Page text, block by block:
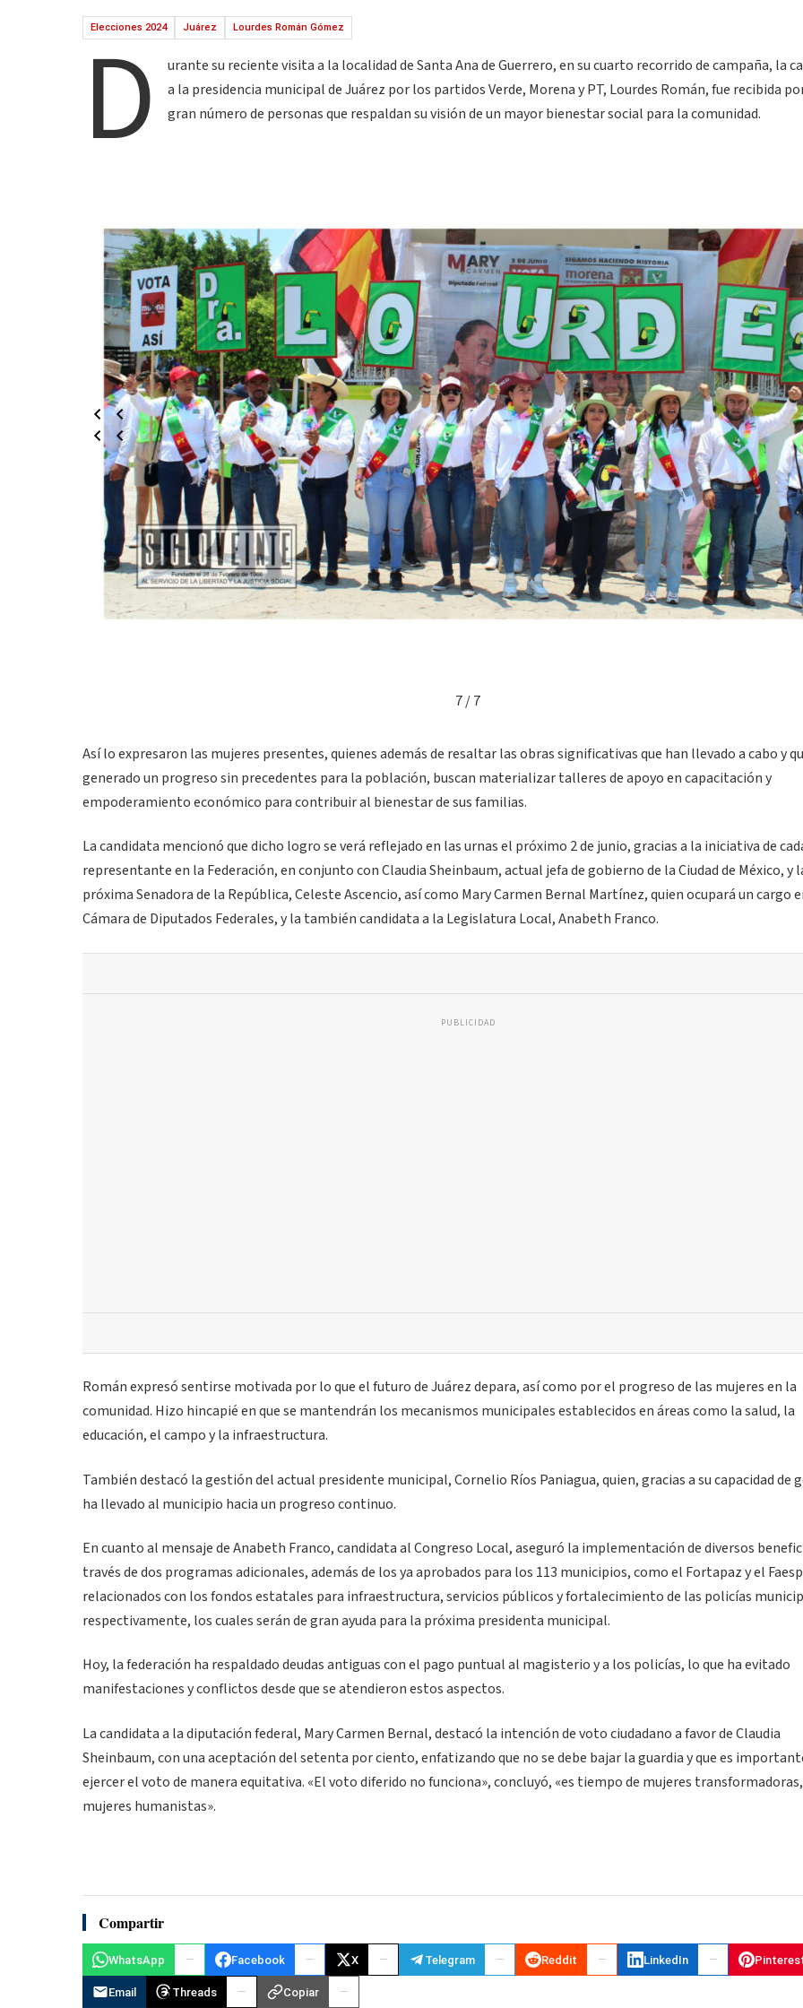
Elecciones 2024 Juárez Lourdes Román Gómez
D
urante su reciente visita a la localidad de Santa Ana de Guerrero, en su cuarto recorrido de campaña, la
a la presidencia municipal de Juárez por los partidos Verde, Morena y PT, Lourdes Román, fue recibida
gran número de personas que respaldan su visión de un mayor bienestar social para la comunidad.
7 / 7
Así lo expresaron las mujeres presentes, quienes además de resaltar las obras significativas que han llevado a cabo y
generado un progreso sin precedentes para la población, buscan materializar talleres de apoyo en capacitación y
empoderamiento económico para contribuir al bienestar de sus familias.
La candidata mencionó que dicho logro se verá reflejado en las urnas el próximo 2 de junio, gracias a la iniciativa de
representante en la Federación, en conjunto con Claudia Sheinbaum, actual jefa de gobierno de la Ciudad de México, y
próxima Senadora de la República, Celeste Ascencio, así como Mary Carmen Bernal Martínez, quien ocupará un cargo
Cámara de Diputados Federales, y la también candidata a la Legislatura Local, Anabeth Franco.
PUBLICIDAD
Román expresó sentirse motivada por lo que el futuro de Juárez depara, así como por el progreso de las mujeres en la
comunidad. Hizo hincapié en que se mantendrán los mecanismos municipales establecidos en áreas como la salud, la
educación, el campo y la infraestructura.
También destacó la gestión del actual presidente municipal, Cornelio Ríos Paniagua, quien, gracias a su capacidad de
ha llevado al municipio hacia un progreso continuo.
En cuanto al mensaje de Anabeth Franco, candidata al Congreso Local, aseguró la implementación de diversos
través de dos programas adicionales, además de los ya aprobados para los 113 municipios, como el Fortapaz y el
relacionados con los fondos estatales para infraestructura, servicios públicos y fortalecimiento de las policías
respectivamente, los cuales serán de gran ayuda para la próxima presidenta municipal.
Hoy, la federación ha respaldado deudas antiguas con el pago puntual al magisterio y a los policías, lo que ha evitado
manifestaciones y conflictos desde que se atendieron estos aspectos.
La candidata a la diputación federal, Mary Carmen Bernal, destacó la intención de voto ciudadano a favor de Claudia
Sheinbaum, con una aceptación del setenta por ciento, enfatizando que no se debe bajar la guardia y que es
ejercer el voto de manera equitativa. «El voto diferido no funciona», concluyó, «es tiempo de mujeres transformadoras,
mujeres humanistas».
Compartir
WhatsApp Facebook X Telegram Reddit LinkedIn
Email Threads Copiar